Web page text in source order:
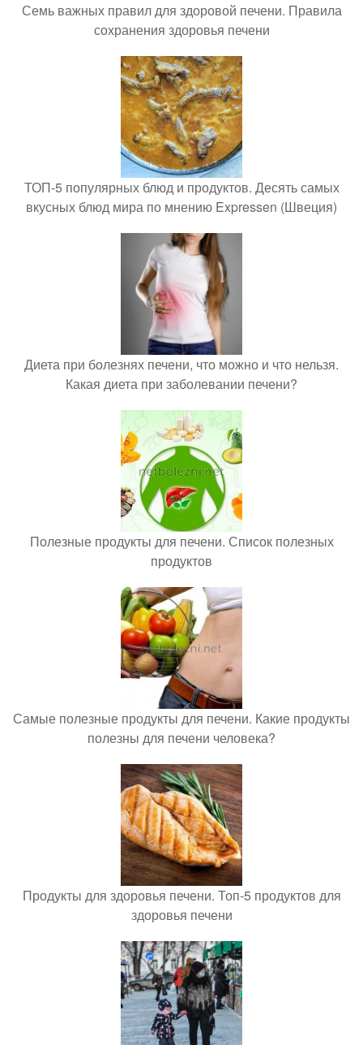
Семь важных правил для здоровой печени. Правила
сохранения здоровья печени
ТОП-5 популярных блюд и продуктов. Десять самых
вкусных блюд мира по мнению Expressen (Швеция)
Диета при болезнях печени, что можно и что нельзя.
Какая диета при заболевании печени?
Полезные продукты для печени. Список полезных
продуктов
Самые полезные продукты для печени. Какие продукты
полезны для печени человека?
Продукты для здоровья печени. Топ-5 продуктов для
здоровья печени